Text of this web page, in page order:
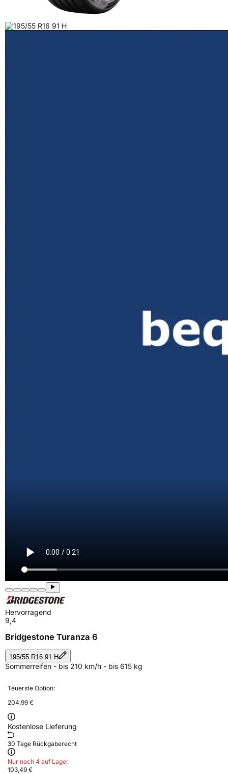
Hervorragend
9,4
Bridgestone Turanza 6
195/55 R16 91 H
Sommerreifen - bis 210 km/h - bis 615 kg
Teuerste Option:
204,99 €
Kostenlose Lieferung
30 Tage Rückgaberecht
Nur noch 4 auf Lager
103,49 €